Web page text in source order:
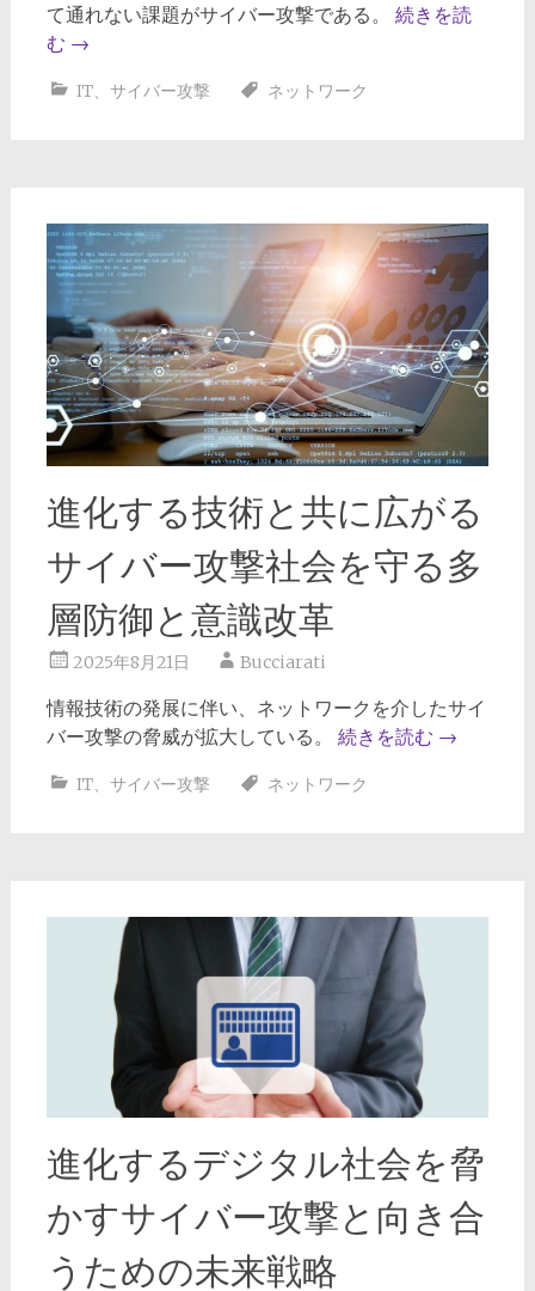
て通れない課題がサイバー攻撃である。 続きを読
む →
IT、 サイバー攻撃 ネットワーク
進化する技術と共に広がる
サイバー攻撃社会を守る多
層防御と意識改革
2025年8月21日 Bucciarati
情報技術の発展に伴い、ネットワークを介したサイ
バー攻撃の脅威が拡大している。 続きを読む →
IT、 サイバー攻撃 ネットワーク
進化するデジタル社会を脅
かすサイバー攻撃と向き合
うための未来戦略